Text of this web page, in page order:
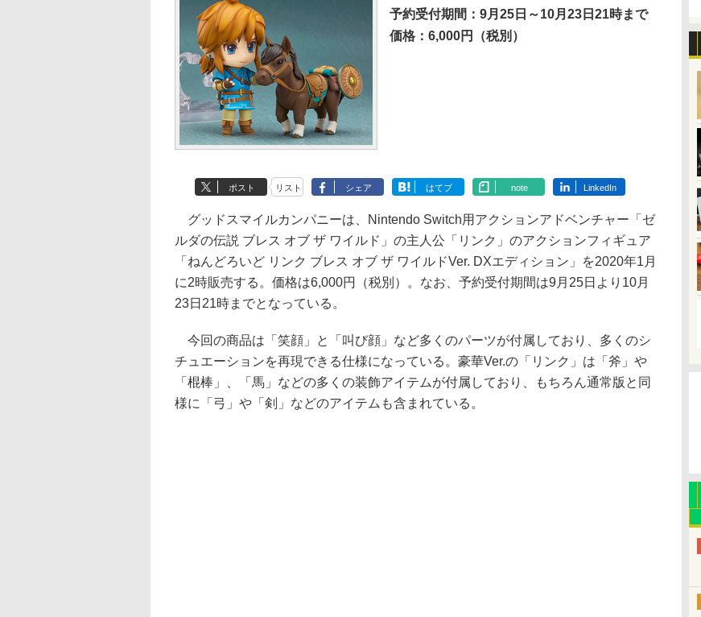
予約受付期間：9月25日～10月23日21時まで
価格：6,000円（税別）
ポスト リスト シェア はてブ note LinkedIn
グッドスマイルカンパニーは、Nintendo Switch用アクションアドベンチャー「ゼ
ルダの伝説 ブレス オブ ザ ワイルド」の主人公「リンク」のアクションフィギュア
「ねんどろいど リンク ブレス オブ ザ ワイルドVer. DXエディション」を2020年1月
に2時販売する。価格は6,000円（税別）。なお、予約受付期間は9月25日より10月
23日21時までとなっている。
今回の商品は「笑顔」と「叫び顔」など多くのパーツが付属しており、多くのシ
チュエーションを再現できる仕様になっている。豪華Ver.の「リンク」は「斧」や
「棍棒」、「馬」などの多くの装飾アイテムが付属しており、もちろん通常版と同
様に「弓」や「剣」などのアイテムも含まれている。